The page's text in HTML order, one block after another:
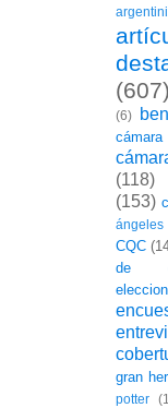
(607)
(6)
cámara
(118)
(153)
ángeles
CQC
de
gran
potter